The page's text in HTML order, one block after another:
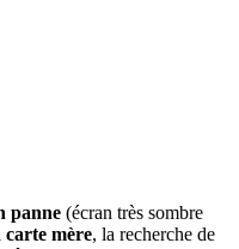
panne (écran très sombre
carte mère, la recherche de